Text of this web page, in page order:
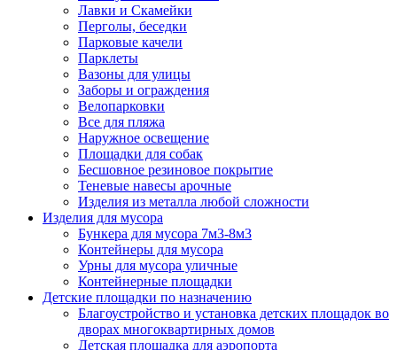
Лавки и Скамейки
Перголы, беседки
Парковые качели
Парклеты
Вазоны для улицы
Заборы и ограждения
Велопарковки
Все для пляжа
Наружное освещение
Площадки для собак
Бесшовное резиновое покрытие
Теневые навесы арочные
Изделия из металла любой сложности
Изделия для мусора
Бункера для мусора 7м3-8м3
Контейнеры для мусора
Урны для мусора уличные
Контейнерные площадки
Детские площадки по назначению
Благоустройство и установка детских площадок во
дворах многоквартирных домов
Детская площадка для аэропорта